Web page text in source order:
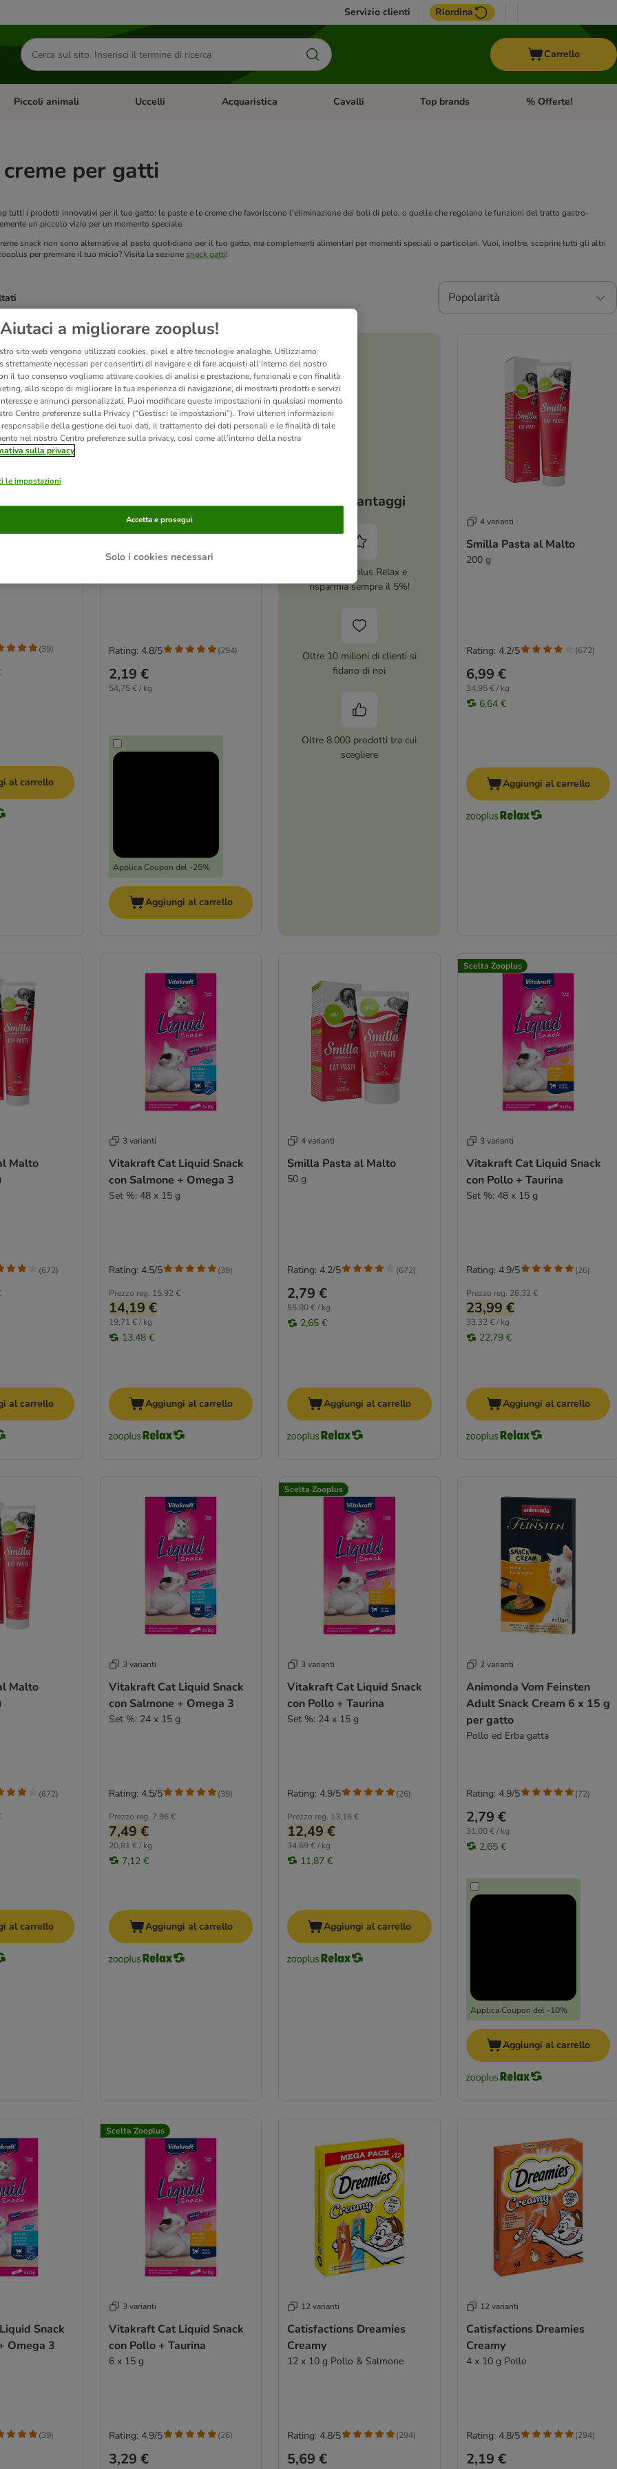
Servizio clienti Riordina
Cerca
prodotti
Carrello
Apri Menu Categoria: Diete e antiparassitari
Piccoli animali Apri Menu Categoria: Piccoli animali
Uccelli Apri Menu Categoria: Uccelli
Acquaristica Apri Menu Categoria: Acquaristica
Cavalli Apri Menu Categoria: Cavalli
Top brands Apri Menu Categoria:
% Offerte!
creme per gatti
tutti i prodotti innovativi per il tuo gatto: le paste e le creme che favoriscono l'eliminazione dei boli di pelo, o quelle che regolano le funzioni del tratto gastro-
un piccolo vizio per un momento speciale.
snack non sono alternative al pasto quotidiano per il tuo gatto, ma complementi alimentari per momenti speciali o particolari. Vuoi, inoltre, scoprire tutti gli altri
per premiare il tuo micio? Visita la sezionesnack gatti!
Popolarità
been changed
Vitakraft
15 g
(39)
al carrello
12 varianti
Creamy
2,19 €
54,75 € / kg
Applica Coupon del -25%
Rating: 4.8/5 (294)
Aggiungi al carrello
I tuoi vantaggi
Attiva zooplus Relax e
risparmia sempre il 5%!
Oltre 10 milioni di clienti si
fidano di noi
Oltre 8.000 prodotti tra cui
scegliere
4 varianti
Smilla Pasta al Malto
200 g
6,99 €
34,95 € / kg
6,64 €
Rating: 4.2/5 (672)
Aggiungi al carrello
Malto
(672)
al carrello
3 varianti
Vitakraft Cat Liquid Snack
con Salmone + Omega 3
Set %: 48 x 15 g
Prezzo reg. 15,92 €
14,19 €
19,71 € / kg
13,48 €
Rating: 4.5/5 (39)
Aggiungi al carrello
4 varianti
Smilla Pasta al Malto
50 g
2,79 €
55,80 € / kg
2,65 €
Rating: 4.2/5 (672)
Aggiungi al carrello
Scelta Zooplus
3 varianti
Vitakraft Cat Liquid Snack
con Pollo + Taurina
Set %: 48 x 15 g
Prezzo reg. 26,32 €
23,99 €
33,32 € / kg
22,79 €
Rating: 4.9/5 (26)
Aggiungi al carrello
Malto
(672)
al carrello
3 varianti
Vitakraft Cat Liquid Snack
con Salmone + Omega 3
Set %: 24 x 15 g
Prezzo reg. 7,96 €
7,49 €
20,81 € / kg
7,12 €
Rating: 4.5/5 (39)
Aggiungi al carrello
Scelta Zooplus
3 varianti
Vitakraft Cat Liquid Snack
con Pollo + Taurina
Set %: 24 x 15 g
Prezzo reg. 13,16 €
12,49 €
34,69 € / kg
11,87 €
Rating: 4.9/5 (26)
Aggiungi al carrello
2 varianti
Animonda Vom Feinsten
Adult Snack Cream 6 x 15 g
per gatto
Pollo ed Erba gatta
2,79 €
31,00 € / kg
2,65 €
Applica Coupon del -10%
Rating: 4.9/5 (72)
Aggiungi al carrello
Snack
Omega 3
(39)
Scelta Zooplus
3 varianti
Vitakraft Cat Liquid Snack
con Pollo + Taurina
6 x 15 g
3,29 €
Rating: 4.9/5 (26)
12 varianti
Catisfactions Dreamies
Creamy
12 x 10 g Pollo & Salmone
5,69 €
Rating: 4.8/5 (294)
12 varianti
Catisfactions Dreamies
Creamy
4 x 10 g Pollo
2,19 €
Rating: 4.8/5 (294)
Aiutaci a migliorare zooplus!
sito web vengono utilizzati cookies, pixel e altre tecnologie analoghe. Utilizziamo
strettamente necessari per consentirti di navigare e di fare acquisti all’interno del nostro
il tuo consenso vogliamo attivare cookies di analisi e prestazione, funzionali e con finalità
allo scopo di migliorare la tua esperienza di navigazione, di mostrarti prodotti e servizi
e annunci personalizzati. Puoi modificare queste impostazioni in qualsiasi momento
Centro preferenze sulla Privacy (“Gestisci le impostazioni”). Trovi ulteriori informazioni
della gestione dei tuoi dati, il trattamento dei dati personali e le finalità di tale
nel nostro Centro preferenze sulla privacy, così come all’interno della nostra
sulla privacy
le impostazioni
Solo i cookies necessari
Accetta e prosegui